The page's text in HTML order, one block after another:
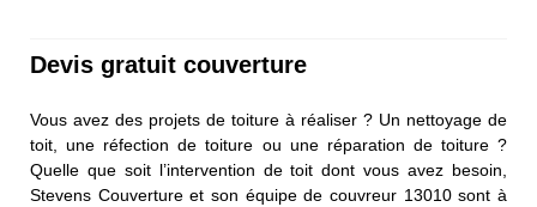
Devis gratuit couverture
Vous avez des projets de toiture à réaliser ? Un nettoyage de
toit, une réfection de toiture ou une réparation de toiture ?
Quelle que soit l’intervention de toit dont vous avez besoin,
Stevens Couverture et son équipe de couvreur 13010 sont à